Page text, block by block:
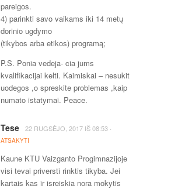
pareigos.
4) parinkti savo vaikams iki 14 metų
dorinio ugdymo
(tikybos arba etikos) programą;
P.S. Ponia vedeja- cia jums
kvalifikacijai kelti. Kaimiskai – nesukit
uodegos ,o spreskite problemas ,kaip
numato istatymai. Peace.
Tese 22 RUGSĖJO, 2017 IŠ08:53 ·
ATSAKYTI
Kaune KTU Vaizganto Progimnazijoje
visi tevai priversti rinktis tikyba. Jei
kartais kas ir isreiskia nora mokytis